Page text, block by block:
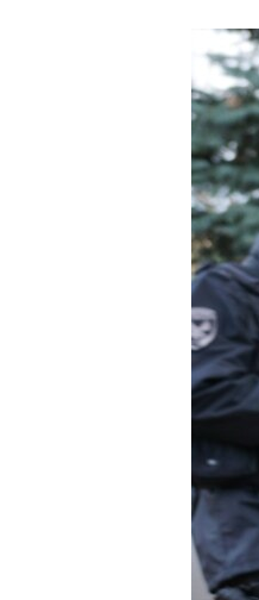
УКРАЇНСЬКА ПРОБЛЕМА КРИМУ